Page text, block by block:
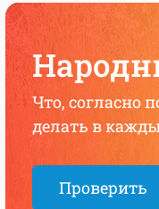
Что, согласно
делать в
Проверить